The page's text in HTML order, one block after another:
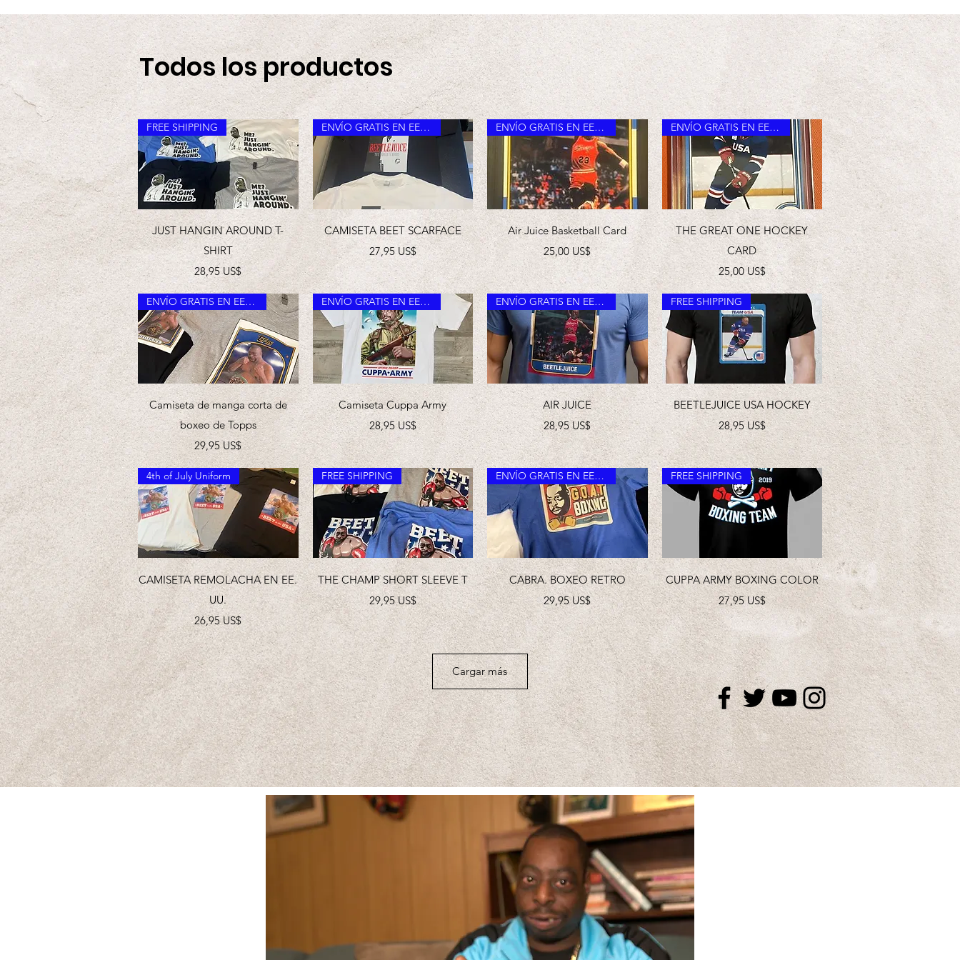
Todos los productos
Vista rápida
FREE SHIPPING
JUST HANGIN AROUND T-
SHIRT
Precio
28,95 US$
Vista rápida
ENVÍO GRATIS EN EE. UU.
CAMISETA BEET SCARFACE
Precio
27,95 US$
Vista rápida
ENVÍO GRATIS EN EE. UU.
Air Juice Basketball Card
Precio
25,00 US$
Vista rápida
ENVÍO GRATIS EN EE. UU.
THE GREAT ONE HOCKEY
CARD
Precio
25,00 US$
Vista rápida
ENVÍO GRATIS EN EE. UU.
Camiseta de manga corta de
boxeo de Topps
Precio
29,95 US$
Vista rápida
ENVÍO GRATIS EN EE. UU.
Camiseta Cuppa Army
Precio
28,95 US$
Vista rápida
ENVÍO GRATIS EN EE. UU.
AIR JUICE
Precio
28,95 US$
Vista rápida
FREE SHIPPING
BEETLEJUICE USA HOCKEY
Precio
28,95 US$
Vista rápida
4th of July Uniform
CAMISETA REMOLACHA EN EE.
UU.
Precio
26,95 US$
Vista rápida
FREE SHIPPING
THE CHAMP SHORT SLEEVE T
Precio
29,95 US$
Vista rápida
ENVÍO GRATIS EN EE. UU.
CABRA. BOXEO RETRO
Precio
29,95 US$
Vista rápida
FREE SHIPPING
CUPPA ARMY BOXING COLOR
Precio
27,95 US$
Cargar más